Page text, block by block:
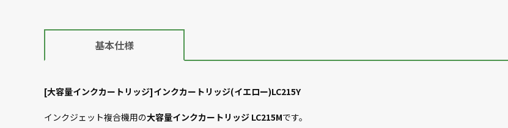
基本仕様
[大容量インクカートリッジ]インクカートリッジ(イエロー)LC215Y
インクジェット複合機用の大容量インクカートリッジ LC215Mです。